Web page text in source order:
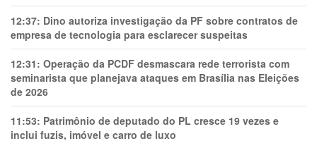
12:37: Dino autoriza investigação da PF sobre contratos de
empresa de tecnologia para esclarecer suspeitas
12:31: Operação da PCDF desmascara rede terrorista com
seminarista que planejava ataques em Brasília nas Eleições
de 2026
11:53: Patrimônio de deputado do PL cresce 19 vezes e
inclui fuzis, imóvel e carro de luxo